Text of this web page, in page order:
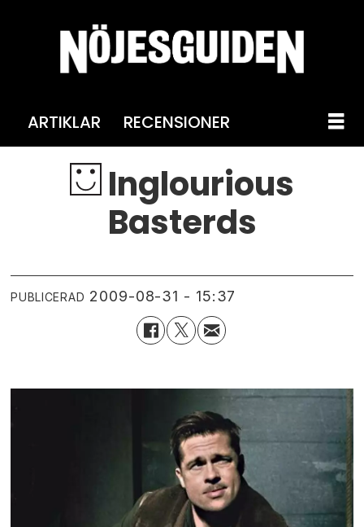
ARTIKLAR RECENSIONER
Inglourious
Basterds
PUBLICERAD 2009-08-31 - 15:37